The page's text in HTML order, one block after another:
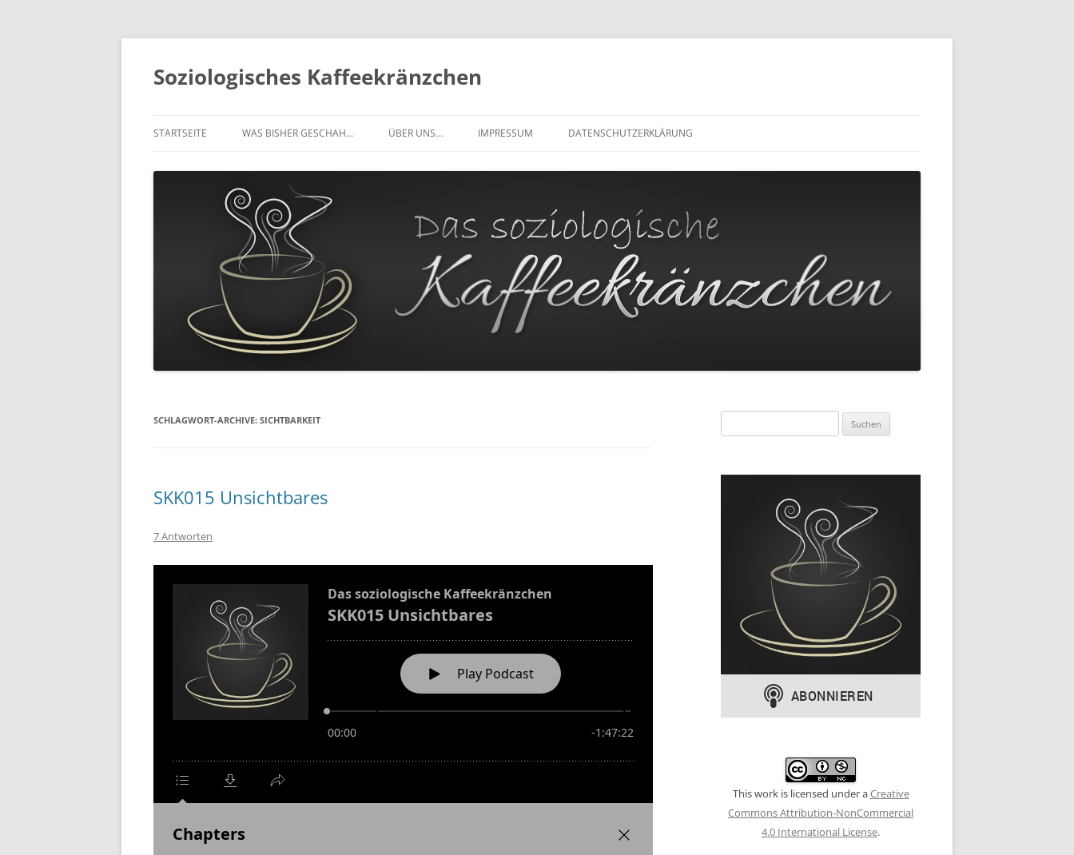
Soziologisches Kaffeekränzchen
STARTSEITE WAS BISHER GESCHAH… ÜBER UNS… IMPRESSUM DATENSCHUTZERKLÄRUNG
SCHLAGWORT-ARCHIVE: SICHTBARKEIT
SKK015 Unsichtbares
7 Antworten
nach:
This work is licensed under aCreative
Commons Attribution-NonCommercial
4.0 International License.